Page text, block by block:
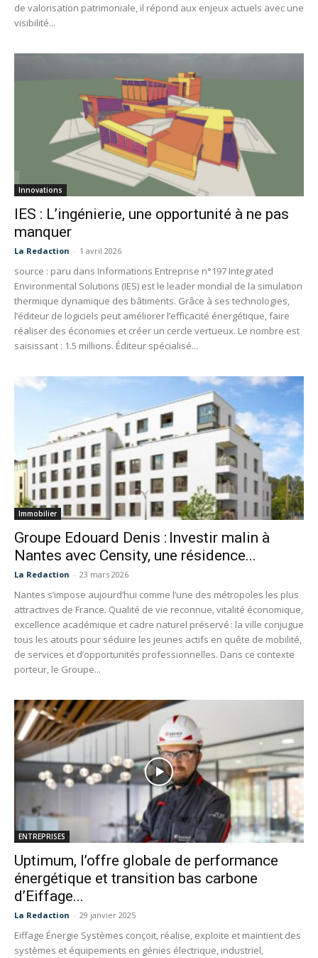
de valorisation patrimoniale, il répond aux enjeux actuels avec une
visibilité...
Innovations
IES : L’ingénierie, une opportunité à ne pas
manquer
La Redaction - 1 avril 2026
source : paru dans Informations Entreprise n°197 Integrated
Environmental Solutions (IES) est le leader mondial de la simulation
thermique dynamique des bâtiments. Grâce à ses technologies,
l’éditeur de logiciels peut améliorer l’efficacité énergétique, faire
réaliser des économies et créer un cercle vertueux. Le nombre est
saisissant : 1.5 millions. Éditeur spécialisé...
Immobilier
Groupe Edouard Denis : Investir malin à
Nantes avec Censity, une résidence...
La Redaction - 23 mars 2026
Nantes s’impose aujourd’hui comme l’une des métropoles les plus
attractives de France. Qualité de vie reconnue, vitalité économique,
excellence académique et cadre naturel préservé : la ville conjugue
tous les atouts pour séduire les jeunes actifs en quête de mobilité,
de services et d’opportunités professionnelles. Dans ce contexte
porteur, le Groupe...
ENTREPRISES
Uptimum, l’offre globale de performance
énergétique et transition bas carbone
d’Eiffage...
La Redaction - 29 janvier 2025
Eiffage Énergie Systèmes conçoit, réalise, exploite et maintient des
systèmes et équipements en génies électrique, industriel,